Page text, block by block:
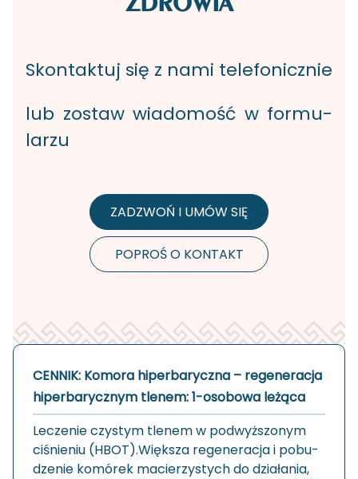
Skon­tak­tuj się z nami te­le­fo­nicz­nie
lub zo­staw wia­do­mość w for­mu­
la­rzu
ZADZWOŃ I UMÓW SIĘ
POPROŚ O KONTAKT
CENNIK: Komora hiperbaryczna – regeneracja
hiperbarycznym tlenem: 1-osobowa leżąca
Le­cze­nie czy­stym tle­nem w pod­wyż­szo­nym
ci­śnie­niu (HBOT).Więk­sza re­ge­ne­ra­cja i po­bu­
dze­nie ko­mó­rek ma­cie­rzy­stych do dzia­ła­nia,